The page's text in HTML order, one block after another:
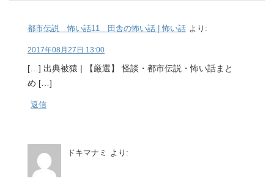
都市伝説 怖い話11 田舎の怖い話 | 怖い話 より:
2017年08月27日 13:00
[…] 出典被猿 | 【厳選】 怪談・都市伝説・怖い話まと
め […]
返信
ドキマナミ より: